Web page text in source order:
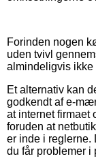
Forinden nogen
uden tvivl
almindeligvis
Et alternativ kan
godkendt af e-
at internet firmaet
foruden at
er inde i reglerne.
du får problemer i